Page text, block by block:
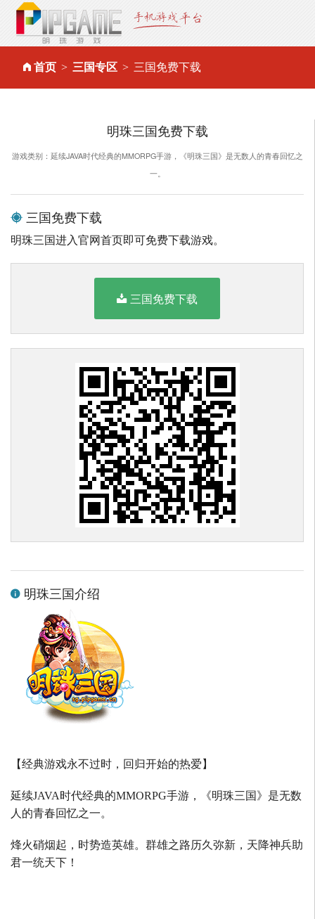
首页 三国专区 三国免费下载
明珠三国免费下载
游戏类别：延续JAVA时代经典的MMORPG手游，《明珠三国》是无数人的青春回忆之
一。
三国免费下载
明珠三国进入官网首页即可免费下载游戏。
三国免费下载
明珠三国介绍
【经典游戏永不过时，回归开始的热爱】
延续JAVA时代经典的MMORPG手游，《明珠三国》是无数
人的青春回忆之一。
烽火硝烟起，时势造英雄。群雄之路历久弥新，天降神兵助
君一统天下！